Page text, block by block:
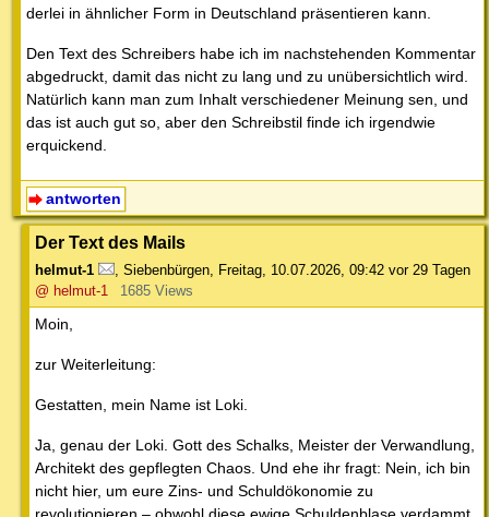
derlei in ähnlicher Form in Deutschland präsentieren kann.
Den Text des Schreibers habe ich im nachstehenden Kommentar
abgedruckt, damit das nicht zu lang und zu unübersichtlich wird.
Natürlich kann man zum Inhalt verschiedener Meinung sen, und
das ist auch gut so, aber den Schreibstil finde ich irgendwie
erquickend.
antworten
Der Text des Mails
helmut-1 Siebenbürgen Freitag, 10.07.2026, 09:42 vor 29 Tagen
@ helmut-1
1685 Views
Moin,
zur Weiterleitung:
Gestatten, mein Name ist Loki.
Ja, genau der Loki. Gott des Schalks, Meister der Verwandlung,
Architekt des gepflegten Chaos. Und ehe ihr fragt: Nein, ich bin
nicht hier, um eure Zins- und Schuldökonomie zu
revolutionieren – obwohl diese ewige Schuldenblase verdammt